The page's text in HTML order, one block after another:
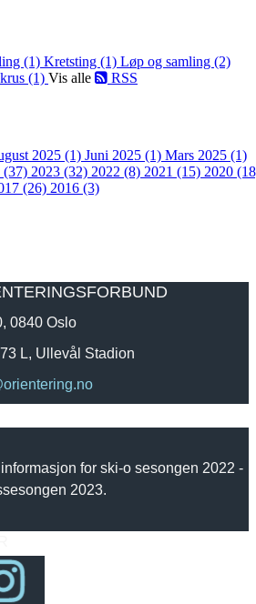
(1) Kretsting (1) Løp og samling (2)
(1) Vis alle RSS
2025 (1) Juni 2025 (1) Mars 2025 (1)
(37) 2023 (32) 2022 (8) 2021 (15) 2020
(26) 2016 (3)
0840 Oslo
L, Ullevål Stadion
for ski-o sesongen 2022 -
2023.